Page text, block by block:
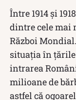
Între 1914 şi
dintre cele mai
Război
situaţia în
intrarea
milioane de
astfel că